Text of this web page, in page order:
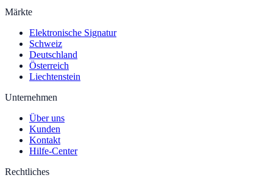
Märkte
Elektronische Signatur
Schweiz
Deutschland
Österreich
Liechtenstein
Unternehmen
Über uns
Kunden
Kontakt
Hilfe-Center
Rechtliches